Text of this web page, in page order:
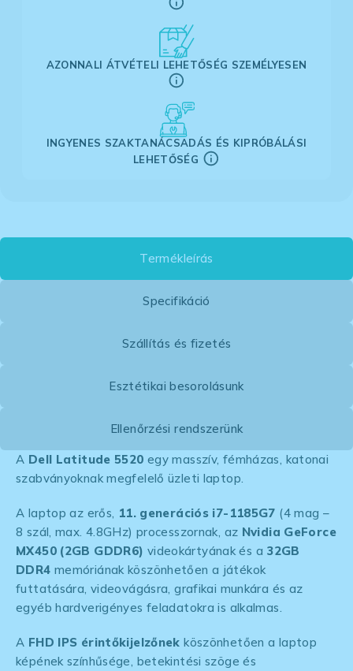
AZONNALI ÁTVÉTELI LEHETŐSÉG SZEMÉLYESEN
INGYENES SZAKTANÁCSADÁS ÉS KIPRÓBÁLÁSI
LEHETŐSÉG
Termékleírás
Specifikáció
Szállítás és fizetés
Esztétikai besorolásunk
Ellenőrzési rendszerünk
A Dell Latitude 5520 egy masszív, fémházas, katonai
szabványoknak megfelelő üzleti laptop.
A laptop az erős, 11. generációs i7-1185G7 (4 mag –
8 szál, max. 4.8GHz) processzornak, az Nvidia GeForce
MX450 (2GB GDDR6) videokártyának és a 32GB
DDR4 memóriának köszönhetően a játékok
futtatására, videovágásra, grafikai munkára és az
egyéb hardverigényes feladatokra is alkalmas.
A FHD IPS érintőkijelzőnek köszönhetően a laptop
képének színhűsége, betekintési szöge és